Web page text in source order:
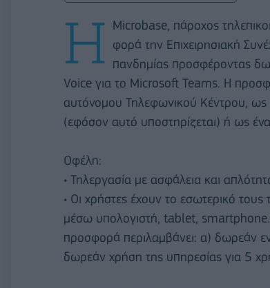
Η Microbase, πάροχος
φορά την Επιχειρησιακή
πανδημίας προσφέροντας
Voice για το Microsoft Teams. Η
αυτόνομου Τηλεφωνικού Κέντρου,
(εφόσον αυτό υποστηρίζεται) ή ως
Οφέλη:
• Τηλεργασία με ασφάλεια και
• Οι χρήστες έχουν το εσωτερικό
μέσω υπολογιστή, tablet,
προσφορά περιλαμβάνει: α) δωρεάν
δωρεάν χρήση της υπηρεσίας για 5